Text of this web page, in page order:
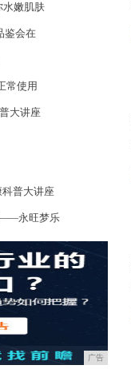
水嫩肌肤
鉴会在
常使用
大讲座
普大讲座
——永旺梦乐
广告